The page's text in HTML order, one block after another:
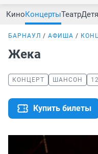
КиноКонцертыТеатр
БАРНАУЛ АФИША
Жека
КОНЦЕРТ ШАНСОН
Купить билеты